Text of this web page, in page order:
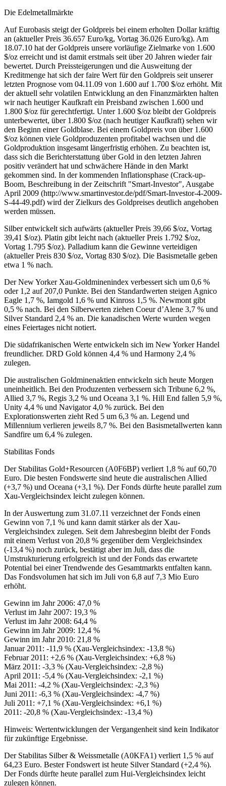
Die Edelmetallmärkte
Auf Eurobasis steigt der Goldpreis bei einem erholten Dollar kräftig
an (aktueller Preis 36.657 Euro/kg, Vortag 36.026 Euro/kg). Am
18.07.10 hat der Goldpreis unsere vorläufige Zielmarke von 1.600
$/oz erreicht und ist damit erstmals seit über 20 Jahren wieder fair
bewertet. Durch Preissteigerungen und die Ausweitung der
Kreditmenge hat sich der faire Wert für den Goldpreis seit unserer
letzten Prognose vom 04.11.09 von 1.600 auf 1.700 $/oz erhöht. Mit
der aktuell sehr volatilen Entwicklung an den Finanzmärkten halten
wir nach heutiger Kaufkraft ein Preisband zwischen 1.600 und
1.800 $/oz für gerechtfertigt. Unter 1.600 $/oz bleibt der Goldpreis
unterbewertet, über 1.800 $/oz (nach heutiger Kaufkraft) sehen wir
den Beginn einer Goldblase. Bei einem Goldpreis von über 1.600
$/oz können viele Goldproduzenten profitabel wachsen und die
Goldproduktion insgesamt längerfristig erhöhen. Zu beachten ist,
dass sich die Berichterstattung über Gold in den letzten Jahren
positiv verändert hat und schwächere Hände in den Markt
gekommen sind. In der kommenden Inflationsphase (Crack-up-
Boom, Beschreibung in der Zeitschrift "Smart-Investor", Ausgabe
April 2009 (http://www.smartinvestor.de/pdf/Smart-Investor-4-2009-
S-44-49.pdf) wird der Zielkurs des Goldpreises deutlich angehoben
werden müssen.
Silber entwickelt sich aufwärts (aktueller Preis 39,66 $/oz, Vortag
39,41 $/oz). Platin gibt leicht nach (aktueller Preis 1.792 $/oz,
Vortag 1.795 $/oz). Palladium kann die Gewinne verteidigen
(aktueller Preis 830 $/oz, Vortag 830 $/oz). Die Basismetalle geben
etwa 1 % nach.
Der New Yorker Xau-Goldminenindex verbessert sich um 0,6 %
oder 1,2 auf 207,0 Punkte. Bei den Standardwerten steigen Agnico
Eagle 1,7 %, Iamgold 1,6 % und Kinross 1,5 %. Newmont gibt
0,5 % nach. Bei den Silberwerten ziehen Coeur d’Alene 3,7 % und
Silver Standard 2,4 % an. Die kanadischen Werte wurden wegen
eines Feiertages nicht notiert.
Die südafrikanischen Werte entwickeln sich im New Yorker Handel
freundlicher. DRD Gold können 4,4 % und Harmony 2,4 %
zulegen.
Die australischen Goldminenaktien entwickeln sich heute Morgen
uneinheitlich. Bei den Produzenten verbessern sich Tribune 6,2 %,
Allied 3,7 %, Regis 3,2 % und Oceana 3,1 %. Hill End fallen 5,9 %,
Unity 4,4 % und Navigator 4,0 % zurück. Bei den
Explorationswerten zieht Red 5 um 6,3 % an. Legend und
Millennium verlieren jeweils 8,7 %. Bei den Basismetallwerten kann
Sandfire um 6,4 % zulegen.
Stabilitas Fonds
Der Stabilitas Gold+Resourcen (A0F6BP) verliert 1,8 % auf 60,70
Euro. Die besten Fondswerte sind heute die australischen Allied
(+3,7 %) und Oceana (+3,1 %). Der Fonds dürfte heute parallel zum
Xau-Vergleichsindex leicht zulegen können.
In der Auswertung zum 31.07.11 verzeichnet der Fonds einen
Gewinn von 7,1 % und kann damit stärker als der Xau-
Vergleichsindex zulegen. Seit dem Jahresbeginn bleibt der Fonds
mit einem Verlust von 20,8 % gegenüber dem Vergleichsindex
(-13,4 %) noch zurück, bestätigt aber im Juli, dass die
Umstrukturierung erfolgreich ist und der Fonds das erwartete
Potential bei einer Trendwende des Gesamtmarkts entfalten kann.
Das Fondsvolumen hat sich im Juli von 6,8 auf 7,3 Mio Euro
erhöht.
Gewinn im Jahr 2006: 47,0 %
Verlust im Jahr 2007: 19,3 %
Verlust im Jahr 2008: 64,4 %
Gewinn im Jahr 2009: 12,4 %
Gewinn im Jahr 2010: 21,8 %
Januar 2011: -11,9 % (Xau-Vergleichsindex: -13,8 %)
Februar 2011: +2,6 % (Xau-Vergleichsindex: +6,8 %)
März 2011: -3,3 % (Xau-Vergleichsindex: -2,8 %)
April 2011: -5,4 % (Xau-Vergleichsindex: -2,1 %)
Mai 2011: -4,2 % (Xau-Vergleichsindex: -2,3 %)
Juni 2011: -6,3 % (Xau-Vergleichsindex: -4,7 %)
Juli 2011: +7,1 % (Xau-Vergleichsindex: +6,1 %)
2011: -20,8 % (Xau-Vergleichsindex: -13,4 %)
Hinweis: Wertentwicklungen der Vergangenheit sind kein Indikator
für zukünftige Ergebnisse.
Der Stabilitas Silber & Weissmetalle (A0KFA1) verliert 1,5 % auf
64,23 Euro. Bester Fondswert ist heute Silver Standard (+2,4 %).
Der Fonds dürfte heute parallel zum Hui-Vergleichsindex leicht
zulegen können.